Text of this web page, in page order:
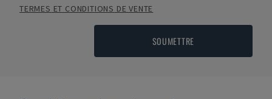
TERMES ET CONDITIONS DE VENTE
SOUMETTRE